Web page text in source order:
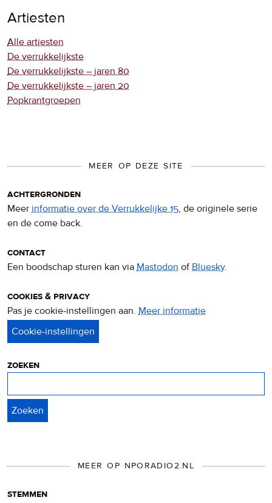
Artiesten
Alle artiesten
De verrukkelijkste
De verrukkelijkste – jaren 80
De verrukkelijkste – jaren 20
Popkrantgroepen
MEER OP DEZE SITE
achtergronden
Meer informatie over de Verrukkelijke 15, de originele serie
en de come back.
contact
Een boodschap sturen kan via Mastodon ofBluesky.
cookies & privacy
Pas je cookie-instellingen aan. Meer informatie
zoeken
MEER OP NPORADIO2.NL
stemmen